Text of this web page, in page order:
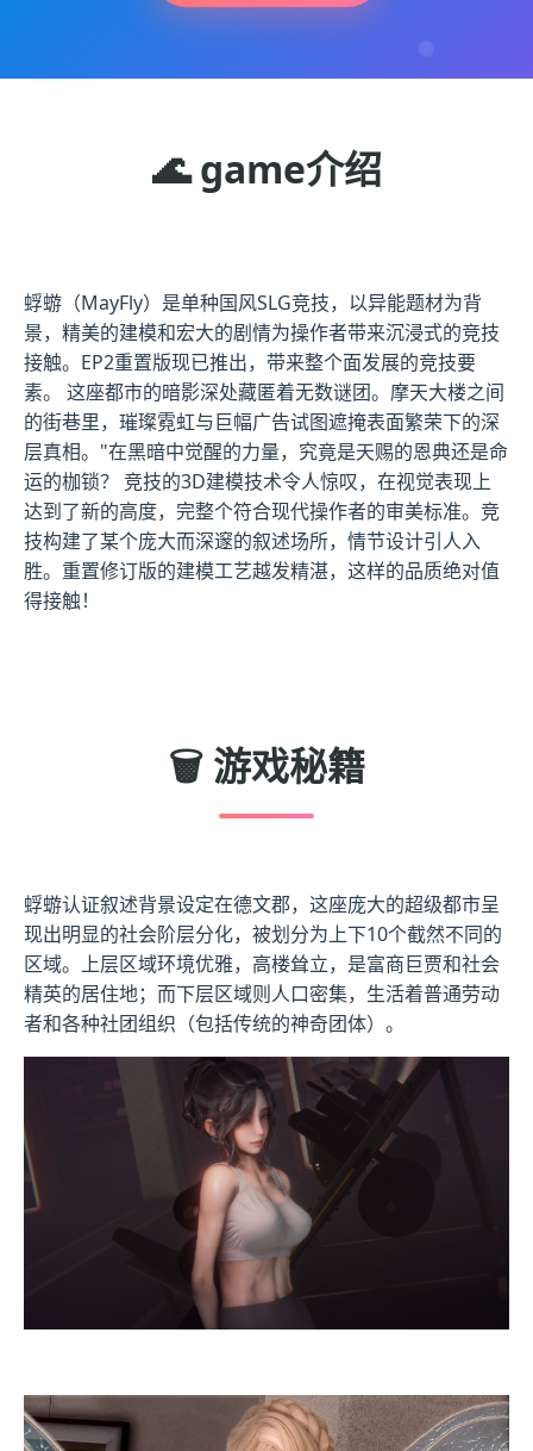
🌊 game介绍
蜉蝣（MayFly）是单种国风SLG竞技，以异能题材为背
景，精美的建模和宏大的剧情为操作者带来沉浸式的竞技
接触。EP2重置版现已推出，带来整个面发展的竞技要
素。 这座都市的暗影深处藏匿着无数谜团。摩天大楼之间
的街巷里，璀璨霓虹与巨幅广告试图遮掩表面繁荣下的深
层真相。"在黑暗中觉醒的力量，究竟是天赐的恩典还是命
运的枷锁？ 竞技的3D建模技术令人惊叹，在视觉表现上
达到了新的高度，完整个符合现代操作者的审美标准。竞
技构建了某个庞大而深邃的叙述场所，情节设计引人入
胜。重置修订版的建模工艺越发精湛，这样的品质绝对值
得接触！
🗑️ 游戏秘籍
蜉蝣认证叙述背景设定在德文郡，这座庞大的超级都市呈
现出明显的社会阶层分化，被划分为上下10个截然不同的
区域。上层区域环境优雅，高楼耸立，是富商巨贾和社会
精英的居住地；而下层区域则人口密集，生活着普通劳动
者和各种社团组织（包括传统的神奇团体）。